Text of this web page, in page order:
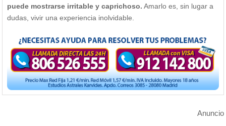
puede mostrarse irritable y caprichoso. Amarlo es, sin lugar a
dudas, vivir una experiencia inolvidable.
Anuncio